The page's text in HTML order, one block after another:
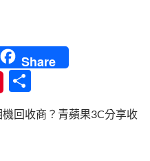
Share
享
回收商？青蘋果3C分享收